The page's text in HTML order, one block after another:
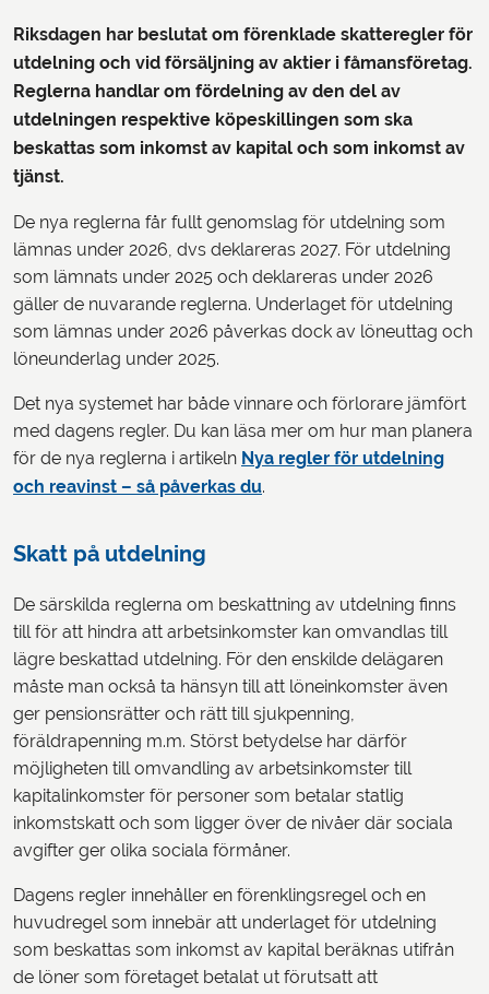
Riksdagen har beslutat om förenklade skatteregler för
utdelning och vid försäljning av aktier i fåmansföretag.
Reglerna handlar om fördelning av den del av
utdelningen respektive köpeskillingen som ska
beskattas som inkomst av kapital och som inkomst av
tjänst.
De nya reglerna får fullt genomslag för utdelning som
lämnas under 2026, dvs deklareras 2027. För utdelning
som lämnats under 2025 och deklareras under 2026
gäller de nuvarande reglerna. Underlaget för utdelning
som lämnas under 2026 påverkas dock av löneuttag och
löneunderlag under 2025.
Det nya systemet har både vinnare och förlorare jämfört
med dagens regler. Du kan läsa mer om hur man planera
för de nya reglerna i artikeln Nya regler för utdelning
och reavinst – så påverkas du.
Skatt på utdelning
De särskilda reglerna om beskattning av utdelning finns
till för att hindra att arbetsinkomster kan omvandlas till
lägre beskattad utdelning. För den enskilde delägaren
måste man också ta hänsyn till att löneinkomster även
ger pensionsrätter och rätt till sjukpenning,
föräldrapenning m.m. Störst betydelse har därför
möjligheten till omvandling av arbetsinkomster till
kapitalinkomster för personer som betalar statlig
inkomstskatt och som ligger över de nivåer där sociala
avgifter ger olika sociala förmåner.
Dagens regler innehåller en förenklingsregel och en
huvudregel som innebär att underlaget för utdelning
som beskattas som inkomst av kapital beräknas utifrån
de löner som företaget betalat ut förutsatt att